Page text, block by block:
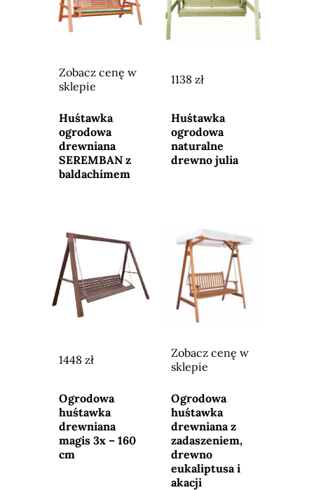
Zobacz cenę w
sklepie
sklepu
Huśtawka
ogrodowa
drewniana
SEREMBAN z
baldachimem
1138 zł
sklepu
Huśtawka
ogrodowa
naturalne
drewno julia
1448 zł
sklepu
Ogrodowa
huśtawka
drewniana
magis 3x – 160
cm
Zobacz cenę w
sklepie
sklepu
Ogrodowa
huśtawka
drewniana z
zadaszeniem,
drewno
eukaliptusa i
akacji